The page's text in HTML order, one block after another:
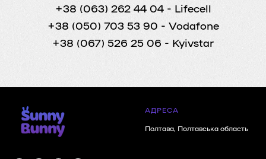
+38 (063) 262 44 04- Lifecell
+38 (050) 703 53 90 - Vodafone
+38 (067) 526 25 06 - Kyivstar
АДРЕСА
Полтава, Полтавська область